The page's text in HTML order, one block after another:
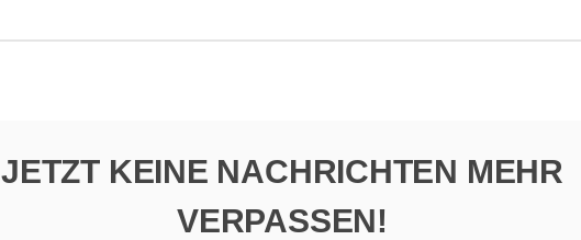
JETZT KEINE NACHRICHTEN MEHR
VERPASSEN!